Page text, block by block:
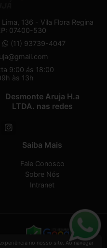
136 - Vila Flora Regina
07400-530
(11) 93739-4047
9:00 ás 18:00
às 13h
Desmonte Aruja H.a
LTDA. nas redes
Saiba Mais
Fale Conosco
Sobre Nós
Intranet
no nosso site. Ao navegar